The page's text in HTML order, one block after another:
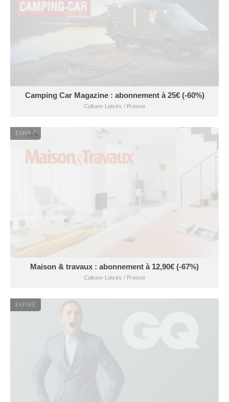
Camping Car Magazine : abonnement à 25€ (-60%)
Culture-Loisirs / Presse
EXPIRÉ
Maison & travaux : abonnement à 12,90€ (-67%)
Culture-Loisirs / Presse
EXPIRÉ